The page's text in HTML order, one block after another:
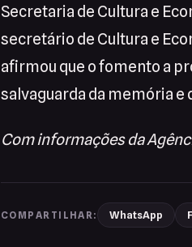
Secretaria de Cultura e
secretário de Cultura e
afirmou que o fomento a
salvaguarda da memória
Com informações da
COMPARTILHAR: WhatsApp